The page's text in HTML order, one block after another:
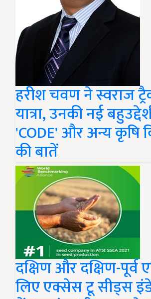
हरीश चवण ने स्वराज
यात्रा, उनकी नई
'CODE' और अन्य कृषि
की बातें
दक्षिण और दक्षिण-पूर्व
लिए एक्सेस टू सीड्स